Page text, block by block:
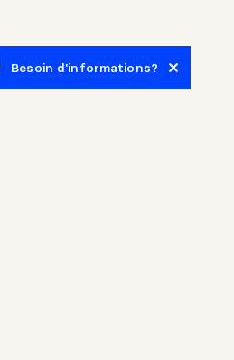
Besoin d'informations?